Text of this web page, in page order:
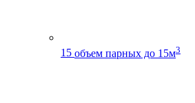
15 объем парных до 15м3